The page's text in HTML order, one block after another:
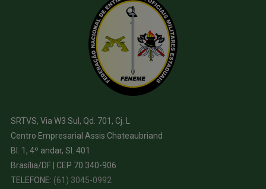
SRTVS, Via W3 Sul, Qd. 701, Cj. L
Centro Empresarial Assis Chateaubriand
Bl. 1, 4º andar, Sl. 401
Brasília/DF | CEP 70.340-906
TELEFONE: (61) 3045-0992